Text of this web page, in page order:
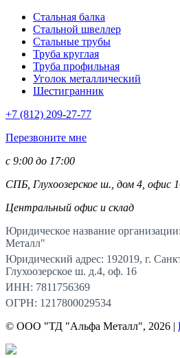
Стальная балка
Стальной швеллер
Стальные трубы
Труба круглая
Труба профильная
Уголок металлический
Шестигранник
+7 (812) 209-27-77
Перезвоните мне
с 9:00 до 17:00
СПБ, Глухоозерское ш., дом 4, офис
Центральный офис и склад
Юридическое название
Металл"
Юридический адрес: 192019, г.
Глухоозерское ш. д.4, оф. 16
ИНН: 7811756369
ОГРН: 1217800029534
© ООО "ТД "Альфа Металл", 2026 |